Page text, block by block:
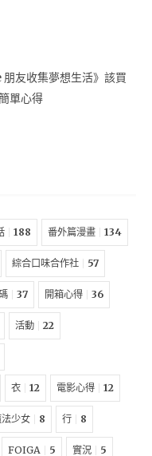
友收集夢想生活》該買
單心得
188 番外篇漫畫 134
綜合口味合作社 57
37 開箱心得 36
活動 22
衣 12 電影心得 12
少女 8 行 8
FOIGA 5 實況 5